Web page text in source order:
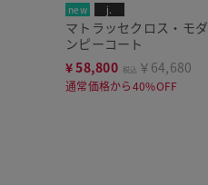
new j.
マトラッセクロス・モダ
ンピーコート
¥58,800 税込 ￥64,680
通常価格から40%OFF